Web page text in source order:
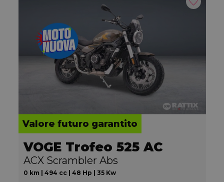
Valore futuro garantito
VOGE Trofeo 525 AC
ACX Scrambler Abs
0 km | 494 cc | 48 Hp | 35 Kw